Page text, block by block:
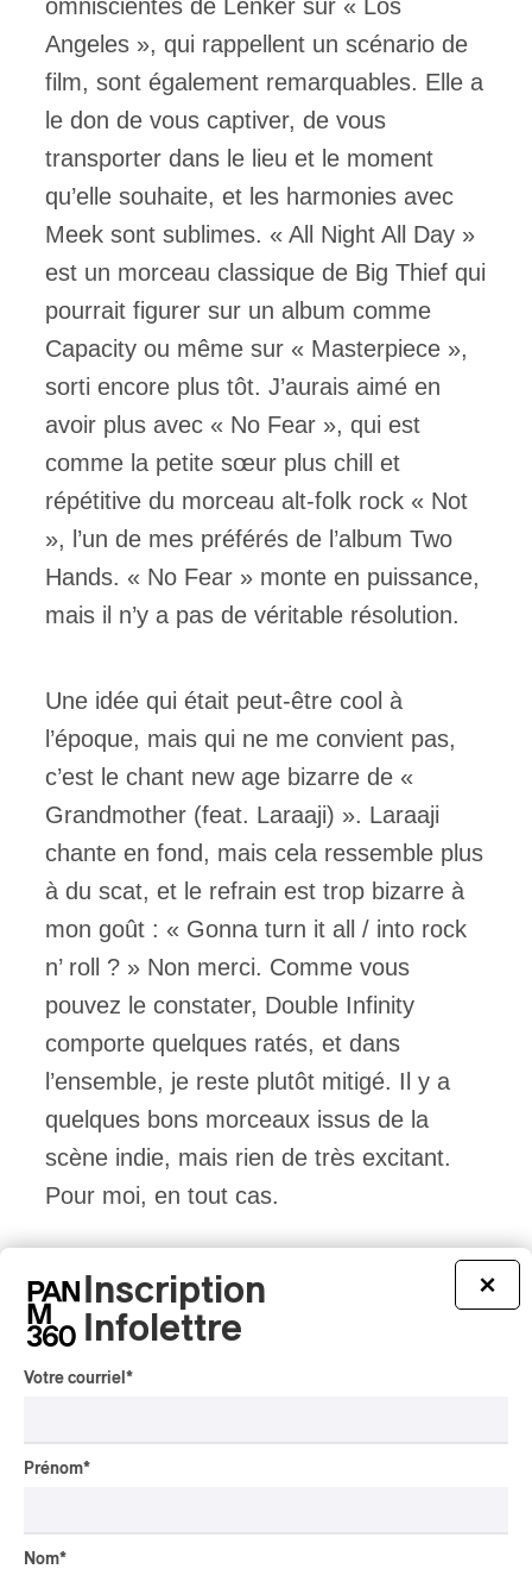
omniscientes de Lenker sur « Los
Angeles », qui rappellent un scénario de
film, sont également remarquables. Elle a
le don de vous captiver, de vous
transporter dans le lieu et le moment
qu’elle souhaite, et les harmonies avec
Meek sont sublimes. « All Night All Day »
est un morceau classique de Big Thief qui
pourrait figurer sur un album comme
Capacity ou même sur « Masterpiece »,
sorti encore plus tôt. J’aurais aimé en
avoir plus avec « No Fear », qui est
comme la petite sœur plus chill et
répétitive du morceau alt-folk rock « Not
», l’un de mes préférés de l’album Two
Hands. « No Fear » monte en puissance,
mais il n’y a pas de véritable résolution.
Une idée qui était peut-être cool à
l’époque, mais qui ne me convient pas,
c’est le chant new age bizarre de «
Grandmother (feat. Laraaji) ». Laraaji
chante en fond, mais cela ressemble plus
à du scat, et le refrain est trop bizarre à
mon goût : « Gonna turn it all / into rock
n’ roll ? » Non merci. Comme vous
pouvez le constater, Double Infinity
comporte quelques ratés, et dans
l’ensemble, je reste plutôt mitigé. Il y a
quelques bons morceaux issus de la
scène indie, mais rien de très excitant.
Pour moi, en tout cas.
×
Inscription
Infolettre
Votre courriel *
Prénom*
Nom*